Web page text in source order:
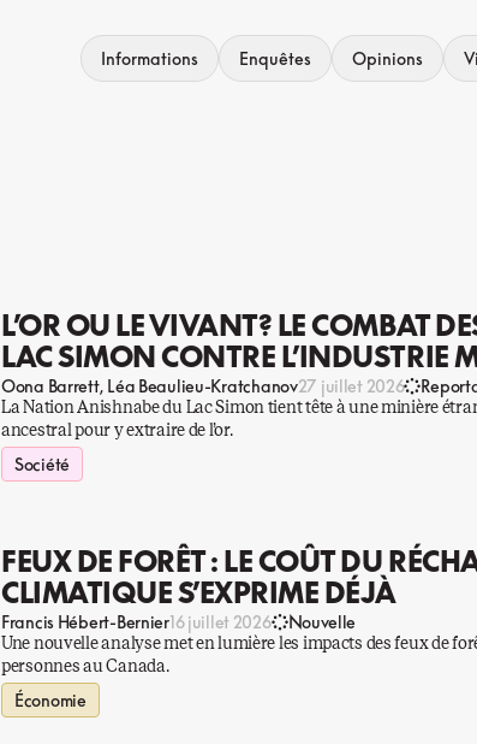
Informations Enquêtes Opinions
L’OR OU LE VIVANT? LE COMBAT
LAC SIMON CONTRE L’INDUSTRIE
Oona Barrett Léa Beaulieu-Kratchanov27 juillet 2026
La Nation Anishnabe du Lac Simon tient tête à une minière
ancestral pour y extraire de l’or.
Société
FEUX DE FORÊT : LE COÛT DU
CLIMATIQUE S’EXPRIME DÉJÀ
Francis Hébert-Bernier16 juillet 2026 Nouvelle
Une nouvelle analyse met en lumière les impacts des feux de
personnes au Canada.
Économie